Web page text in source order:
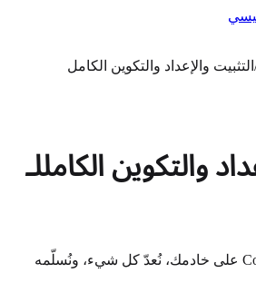
التثبيت والإعداد والتكوين الكامل
والتكوين الكامللـ
نُثبّت سكربت CodeCanyon على خادمك، نُعدّ كل شيء، ونُسلّمه